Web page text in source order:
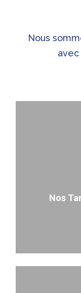
Nous
Nos